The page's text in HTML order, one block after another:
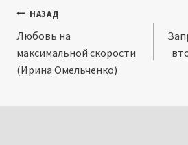
Навигация
по
записям
НАЗАД
Любовь на
максимальной скорости
(Ирина Омельченко)